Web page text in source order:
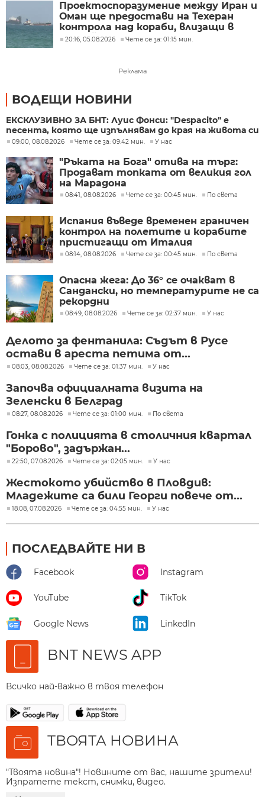
Проектоспоразумение между Иран и
Оман ще предостави на Техеран
контрола над кораби, влизащи в
Персийския залив?
20:16, 05.08.2026 Чете се за: 01:15 мин.
Реклама
ВОДЕЩИ НОВИНИ
ЕКСКЛУЗИВНО ЗА БНТ: Луис Фонси: "Despacito" е
песента, която ще изпълнявам до края на живота си
09:00, 08.08.2026 Чете се за: 09:42 мин. У нас
"Ръката на Бога" отива на търг:
Продават топката от великия гол
на Марадона
08:41, 08.08.2026 Чете се за: 00:45 мин. По света
Испания въведе временен граничен
контрол на полетите и корабите
пристигащи от Италия
08:14, 08.08.2026 Чете се за: 00:45 мин. По света
Опасна жега: До 36° се очакват в
Сандански, но температурите не са
рекордни
08:49, 08.08.2026 Чете се за: 02:37 мин. У нас
Делото за фентанила: Съдът в Русе
остави в ареста петима от...
08:03, 08.08.2026 Чете се за: 01:37 мин. У нас
Започва официалната визита на
Зеленски в Белград
08:27, 08.08.2026 Чете се за: 01:00 мин. По света
Гонка с полицията в столичния квартал
"Борово", задържан...
22:50, 07.08.2026 Чете се за: 02:05 мин. У нас
Жестокото убийство в Пловдив:
Младежите са били Георги повече от...
18:08, 07.08.2026 Чете се за: 04:55 мин. У нас
ПОСЛЕДВАЙТЕ НИ В
Facebook Instagram
YouTube TikTok
Google News LinkedIn
BNT NEWS APP
Всичко най-важно в твоя телефон
ТВОЯТА НОВИНА
"Твоята новина"! Новините от вас, нашите зрители!
Изпратете текст, снимки, видео.